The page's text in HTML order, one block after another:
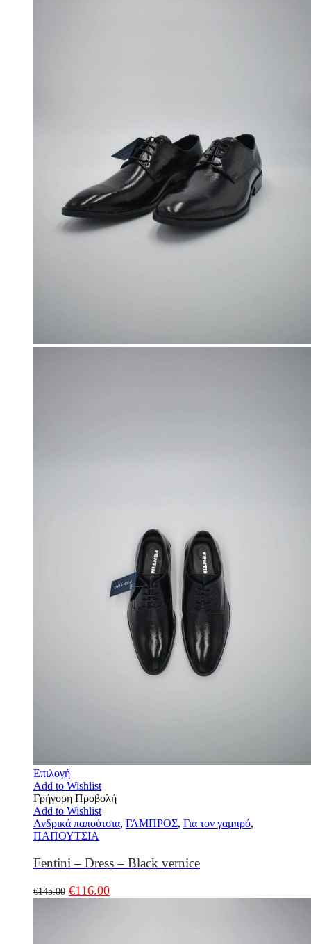
Επιλογή
Add to Wishlist
Γρήγορη Προβολή
Add to Wishlist
Ανδρικά παπούτσια, ΓΑΜΠΡΟΣ, Για τον γαμπρό,
ΠΑΠΟΥΤΣΙΑ
Fentini – Dress – Black vernice
€145.00 €116.00